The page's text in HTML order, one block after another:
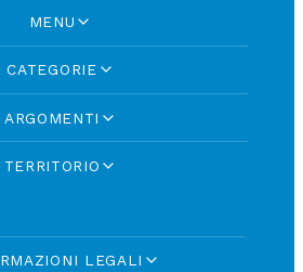
MENU
CATEGORIE
ARGOMENTI
TERRITORIO
LEGALI